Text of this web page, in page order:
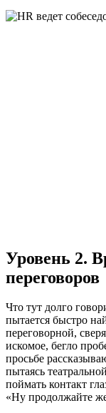
Уровень 2.
переговоров
Что тут долго
пытается быстро
переговорной,
искомое, бегло
просьбе
пытаясь
поймать контакт
«Ну продолжайте